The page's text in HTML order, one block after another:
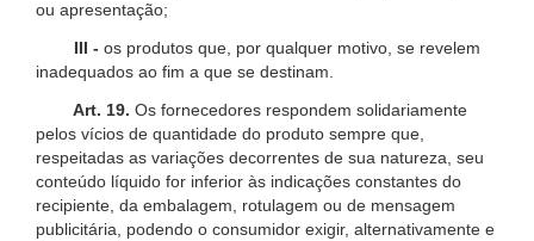
ou apresentação;
III - os produtos que, por qualquer motivo, se revelem
inadequados ao fim a que se destinam.
Art. 19. Os fornecedores respondem solidariamente
pelos vícios de quantidade do produto sempre que,
respeitadas as variações decorrentes de sua natureza, seu
conteúdo líquido for inferior às indicações constantes do
recipiente, da embalagem, rotulagem ou de mensagem
publicitária, podendo o consumidor exigir, alternativamente e